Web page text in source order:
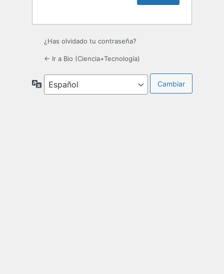
¿Has olvidado tu contraseña?
← Ir a Bio (Ciencia+Tecnología)
Idioma